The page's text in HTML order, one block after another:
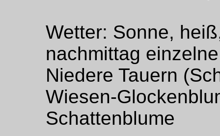
Wetter: Sonne,
nachmittag
Niedere Tauern
Wiesen-
Schattenblume